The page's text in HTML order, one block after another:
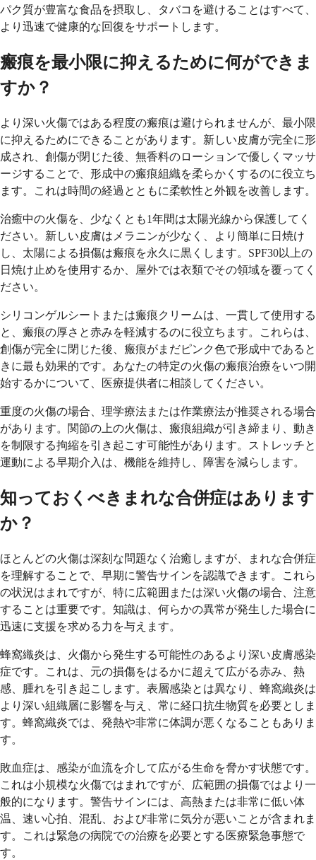
パク質が豊富な食品を摂取し、タバコを避けることはすべて、
より迅速で健康的な回復をサポートします。
瘢痕を最小限に抑えるために何ができま
すか？
より深い火傷ではある程度の瘢痕は避けられませんが、最小限
に抑えるためにできることがあります。新しい皮膚が完全に形
成され、創傷が閉じた後、無香料のローションで優しくマッサ
ージすることで、形成中の瘢痕組織を柔らかくするのに役立ち
ます。これは時間の経過とともに柔軟性と外観を改善します。
治癒中の火傷を、少なくとも1年間は太陽光線から保護してく
ださい。新しい皮膚はメラニンが少なく、より簡単に日焼け
し、太陽による損傷は瘢痕を永久に黒くします。SPF30以上の
日焼け止めを使用するか、屋外では衣類でその領域を覆ってく
ださい。
シリコンゲルシートまたは瘢痕クリームは、一貫して使用する
と、瘢痕の厚さと赤みを軽減するのに役立ちます。これらは、
創傷が完全に閉じた後、瘢痕がまだピンク色で形成中であると
きに最も効果的です。あなたの特定の火傷の瘢痕治療をいつ開
始するかについて、医療提供者に相談してください。
重度の火傷の場合、理学療法または作業療法が推奨される場合
があります。関節の上の火傷は、瘢痕組織が引き締まり、動き
を制限する拘縮を引き起こす可能性があります。ストレッチと
運動による早期介入は、機能を維持し、障害を減らします。
知っておくべきまれな合併症はあります
か？
ほとんどの火傷は深刻な問題なく治癒しますが、まれな合併症
を理解することで、早期に警告サインを認識できます。これら
の状況はまれですが、特に広範囲または深い火傷の場合、注意
することは重要です。知識は、何らかの異常が発生した場合に
迅速に支援を求める力を与えます。
蜂窩織炎は、火傷から発生する可能性のあるより深い皮膚感染
症です。これは、元の損傷をはるかに超えて広がる赤み、熱
感、腫れを引き起こします。表層感染とは異なり、蜂窩織炎は
より深い組織層に影響を与え、常に経口抗生物質を必要としま
す。蜂窩織炎では、発熱や非常に体調が悪くなることもありま
す。
敗血症は、感染が血流を介して広がる生命を脅かす状態です。
これは小規模な火傷ではまれですが、広範囲の損傷ではより一
般的になります。警告サインには、高熱または非常に低い体
温、速い心拍、混乱、および非常に気分が悪いことが含まれま
す。これは緊急の病院での治療を必要とする医療緊急事態で
す。